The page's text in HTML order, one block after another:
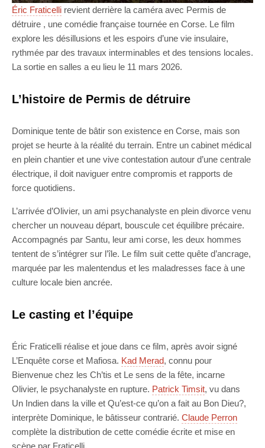
Éric Fraticelli revient derrière la caméra avec Permis de
détruire , une comédie française tournée en Corse. Le film
explore les désillusions et les espoirs d’une vie insulaire,
rythmée par des travaux interminables et des tensions locales.
La sortie en salles a eu lieu le 11 mars 2026.
L’histoire de Permis de détruire
Dominique tente de bâtir son existence en Corse, mais son
projet se heurte à la réalité du terrain. Entre un cabinet médical
en plein chantier et une vive contestation autour d’une centrale
électrique, il doit naviguer entre compromis et rapports de
force quotidiens.
L’arrivée d’Olivier, un ami psychanalyste en plein divorce venu
chercher un nouveau départ, bouscule cet équilibre précaire.
Accompagnés par Santu, leur ami corse, les deux hommes
tentent de s’intégrer sur l’île. Le film suit cette quête d’ancrage,
marquée par les malentendus et les maladresses face à une
culture locale bien ancrée.
Le casting et l’équipe
Éric Fraticelli réalise et joue dans ce film, après avoir signé
L’Enquête corse et Mafiosa. Kad Merad, connu pour
Bienvenue chez les Ch’tis et Le sens de la fête, incarne
Olivier, le psychanalyste en rupture. Patrick Timsit, vu dans
Un Indien dans la ville et Qu’est-ce qu’on a fait au Bon Dieu?,
interprète Dominique, le bâtisseur contrarié. Claude Perron
complète la distribution de cette comédie écrite et mise en
scène par Fraticelli.